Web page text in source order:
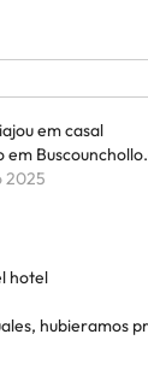
em casal
em
2025
hotel
hubieramos